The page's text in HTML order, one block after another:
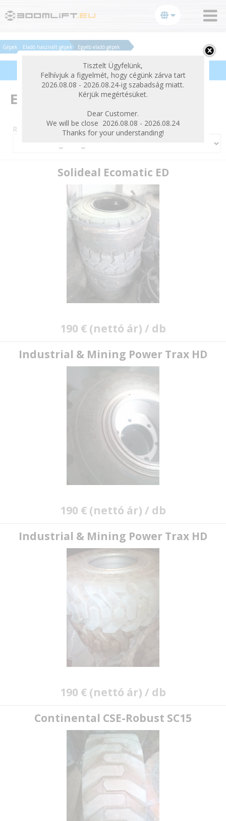
bezárás
Tisztelt Ügyfelünk,
Felhívjuk a figyelmét, hogy cégünk zárva tart
2026.08.08 - 2026.08.24-ig szabadság miatt.
Kérjük megértésüket.
Dear Customer.
We will be close 2026.08.08 - 2026.08.24
Thanks for your understanding!
Gépek Eladó használt gépek Egyéb eladó gépek
Termékek szűrése
Egyéb eladó gépek
Rendezés:
Solideal Ecomatic ED
190 € (nettó ár) / db
Industrial & Mining Power Trax HD
190 € (nettó ár) / db
Industrial & Mining Power Trax HD
190 € (nettó ár) / db
Continental CSE-Robust SC15